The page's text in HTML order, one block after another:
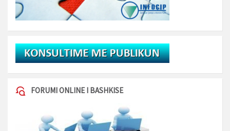
FORUMI ONLINE I BASHKISE